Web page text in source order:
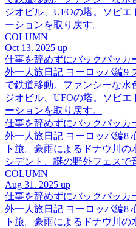
ジオビル、UFOの塔。ソビ
ーションを取り戻す。
COLUMN
Oct 13. 2025 up
仕事を辞めずにバックパッカ
外一人旅日記 ヨーロッパ編9
で鉄道移動。ファンシーな水
ジオビル、UFOの塔。ソビ
ーションを取り戻す。
仕事を辞めずにバックパッカ
外一人旅日記 ヨーロッパ編8
ト旅。豪雨によるドナウ川
シデント、謎の野外フェスで
COLUMN
Aug 31. 2025 up
仕事を辞めずにバックパッカ
外一人旅日記 ヨーロッパ編8
ト旅。豪雨によるドナウ川